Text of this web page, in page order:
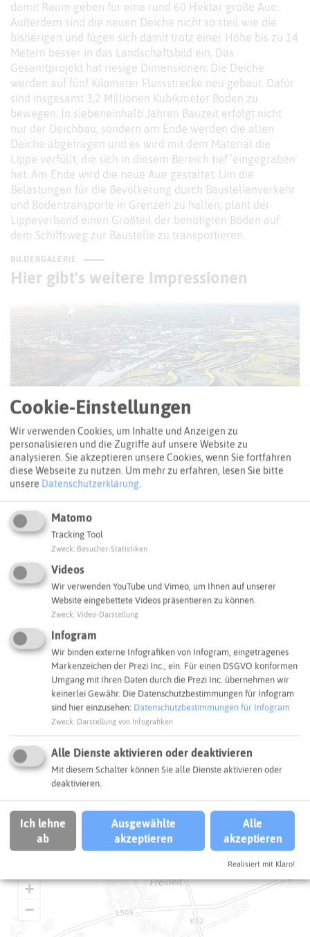
damit Raum geben für eine rund 60 Hektar große Aue.
Außerdem sind die neuen Deiche nicht so steil wie die
bisherigen und fügen sich damit trotz einer Höhe bis zu 14
Metern besser in das Landschaftsbild ein. Das
Gesamtprojekt hat riesige Dimensionen: Die Deiche
werden auf fünf Kilometer Flussstrecke neu gebaut. Dafür
sind insgesamt 3,2 Millionen Kubikmeter Boden zu
bewegen. In siebeneinhalb Jahren Bauzeit erfolgt nicht
nur der Deichbau, sondern am Ende werden die alten
Deiche abgetragen und es wird mit dem Material die
Lippe verfüllt, die sich in diesem Bereich tief `eingegraben`
hat. Am Ende wird die neue Aue gestaltet. Um die
Belastungen für die Bevölkerung durch Baustellenverkehr
und Bodentransporte in Grenzen zu halten, plant der
Lippeverband einen Großteil der benötigten Böden auf
dem Schiffsweg zur Baustelle zu transportieren.
BILDERGALERIE
Hier gibt's weitere Impressionen
Mehr Bilder
SCHLAGWORTE
So ordnen wir dieses Projekt ein
Biodiversität Hochwasserschutz
Klimaanpassung
Kommunaler Klimaschutz
Natur + Umwelt Stadt Haltern am See
Stadt Marl
ANFAHRT
So kommt ihr zum Ziel
+
−
Cookie-Einstellungen
Wir verwenden Cookies, um Inhalte und Anzeigen zu
personalisieren und die Zugriffe auf unsere Website zu
analysieren. Sie akzeptieren unsere Cookies, wenn Sie fortfahren
diese Webseite zu nutzen. Um mehr zu erfahren, lesen Sie bitte
unsere Datenschutzerklärung.
Matomo
Tracking Tool
Zweck Besucher-Statistiken
Videos
Wir verwenden YouTube und Vimeo, um Ihnen auf unserer
Website eingebettete Videos präsentieren zu können.
Zweck Video-Darstellung
Infogram
Wir binden externe Infografiken von Infogram, eingetragenes
Markenzeichen der Prezi Inc., ein. Für einen DSGVO konformen
Umgang mit Ihren Daten durch die Prezi Inc. übernehmen wir
keinerlei Gewähr. Die Datenschutzbestimmungen für Infogram
sind hier einzusehen: Datenschutzbestimmungen für Infogram
Zweck Darstellung von Infografiken
Alle Dienste aktivieren oder deaktivieren
Mit diesem Schalter können Sie alle Dienste aktivieren oder
deaktivieren.
Ich lehne
ab
Ausgewählte
akzeptieren
Alle
akzeptieren
Realisiert mit Klaro!